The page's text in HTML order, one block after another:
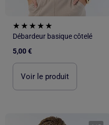
Débardeur basique côtelé
5,00 €
Voir le produit